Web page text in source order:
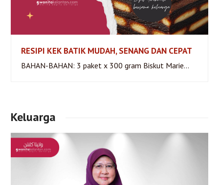
RESIPI KEK BATIK MUDAH, SENANG DAN CEPAT
RESIPI KEK BATIK MUDAH, SENANG DAN CEPAT
BAHAN-BAHAN: 3 paket x 300 gram Biskut Marie…
Keluarga